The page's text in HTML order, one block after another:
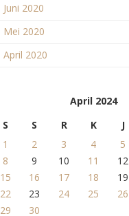
Juni 2020
Mei 2020
April 2020
April 2024
S
S R K J
1
2 3 4 5
8
9 10 11 12
15
16 17 18 19
22
23 24 25 26
29
30